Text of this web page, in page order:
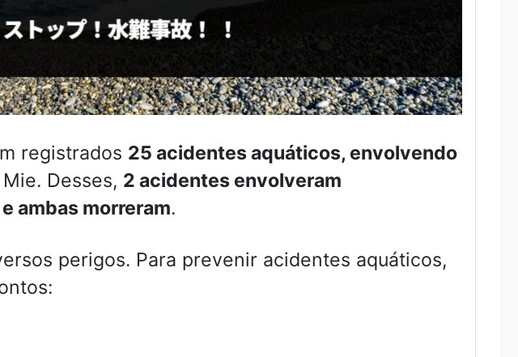
registrados 25 acidentes aquáticos, envolvendo
Desses, 2 acidentes envolveram
ambas morreram.
perigos. Para prevenir acidentes aquáticos,